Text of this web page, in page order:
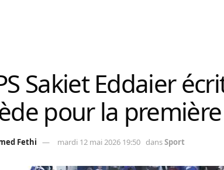
Sakiet Eddaier
pour la
Fethi mardi 12 mai 2026 19:50 dansSport